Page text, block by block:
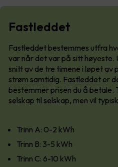
Fastleddet
Fastleddet bestemmes utfra
var når det var på sitt høyeste.
snitt av de tre timene i løpet av
strøm samtidig. Fastleddet er
bestemmer prisen du å betale.
selskap til selskap, men vil
Trinn A: 0-2 kWh
Trinn B: 3-5 kWh
Trinn C: 6-10 kWh